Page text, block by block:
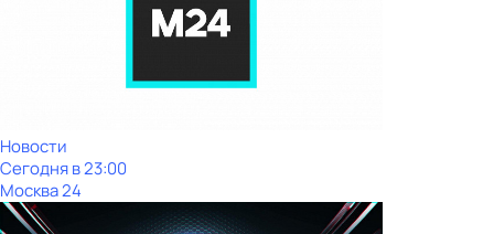
Новости
Сегодня в 23:00
Москва 24